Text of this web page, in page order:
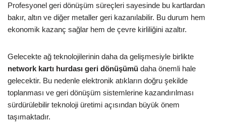
Profesyonel geri dönüşüm süreçleri sayesinde bu kartlardan
bakır, altın ve diğer metaller geri kazanılabilir. Bu durum hem
ekonomik kazanç sağlar hem de çevre kirliliğini azaltır.
Gelecekte ağ teknolojilerinin daha da gelişmesiyle birlikte
network kartı hurdası geri dönüşümü daha önemli hale
gelecektir. Bu nedenle elektronik atıkların doğru şekilde
toplanması ve geri dönüşüm sistemlerine kazandırılması
sürdürülebilir teknoloji üretimi açısından büyük önem
taşımaktadır.